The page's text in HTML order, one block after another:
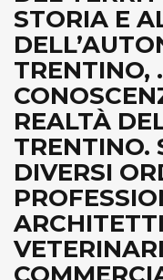
STORIA E
TRENTINO,
REALTÀ
TRENTINO.
DIVERSI